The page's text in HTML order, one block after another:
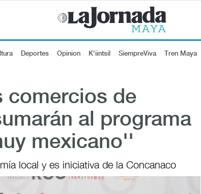
Deportes Opinion K'iintsil SiempreViva Tren Maya
comercios de
al programa
mexicano''
local y es iniciativa de la Concanaco